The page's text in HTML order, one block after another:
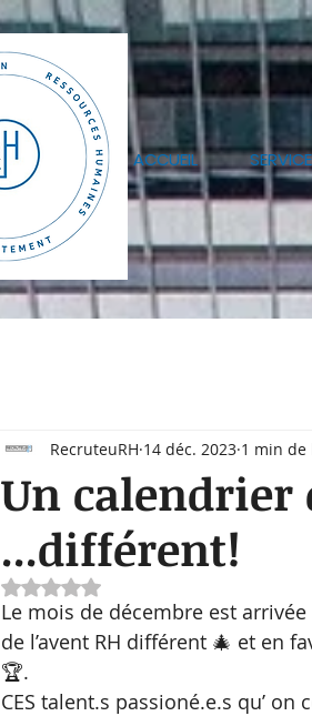
ACCUEIL
Un calendrier
...différent!
RecruteuRH 14 déc. 2023 1 min de
Noté NaN étoiles sur 5.
Le mois de décembre est
de l’avent RH différent 🎄 et en
🏆.
CES talent.s passioné.e.s qu’